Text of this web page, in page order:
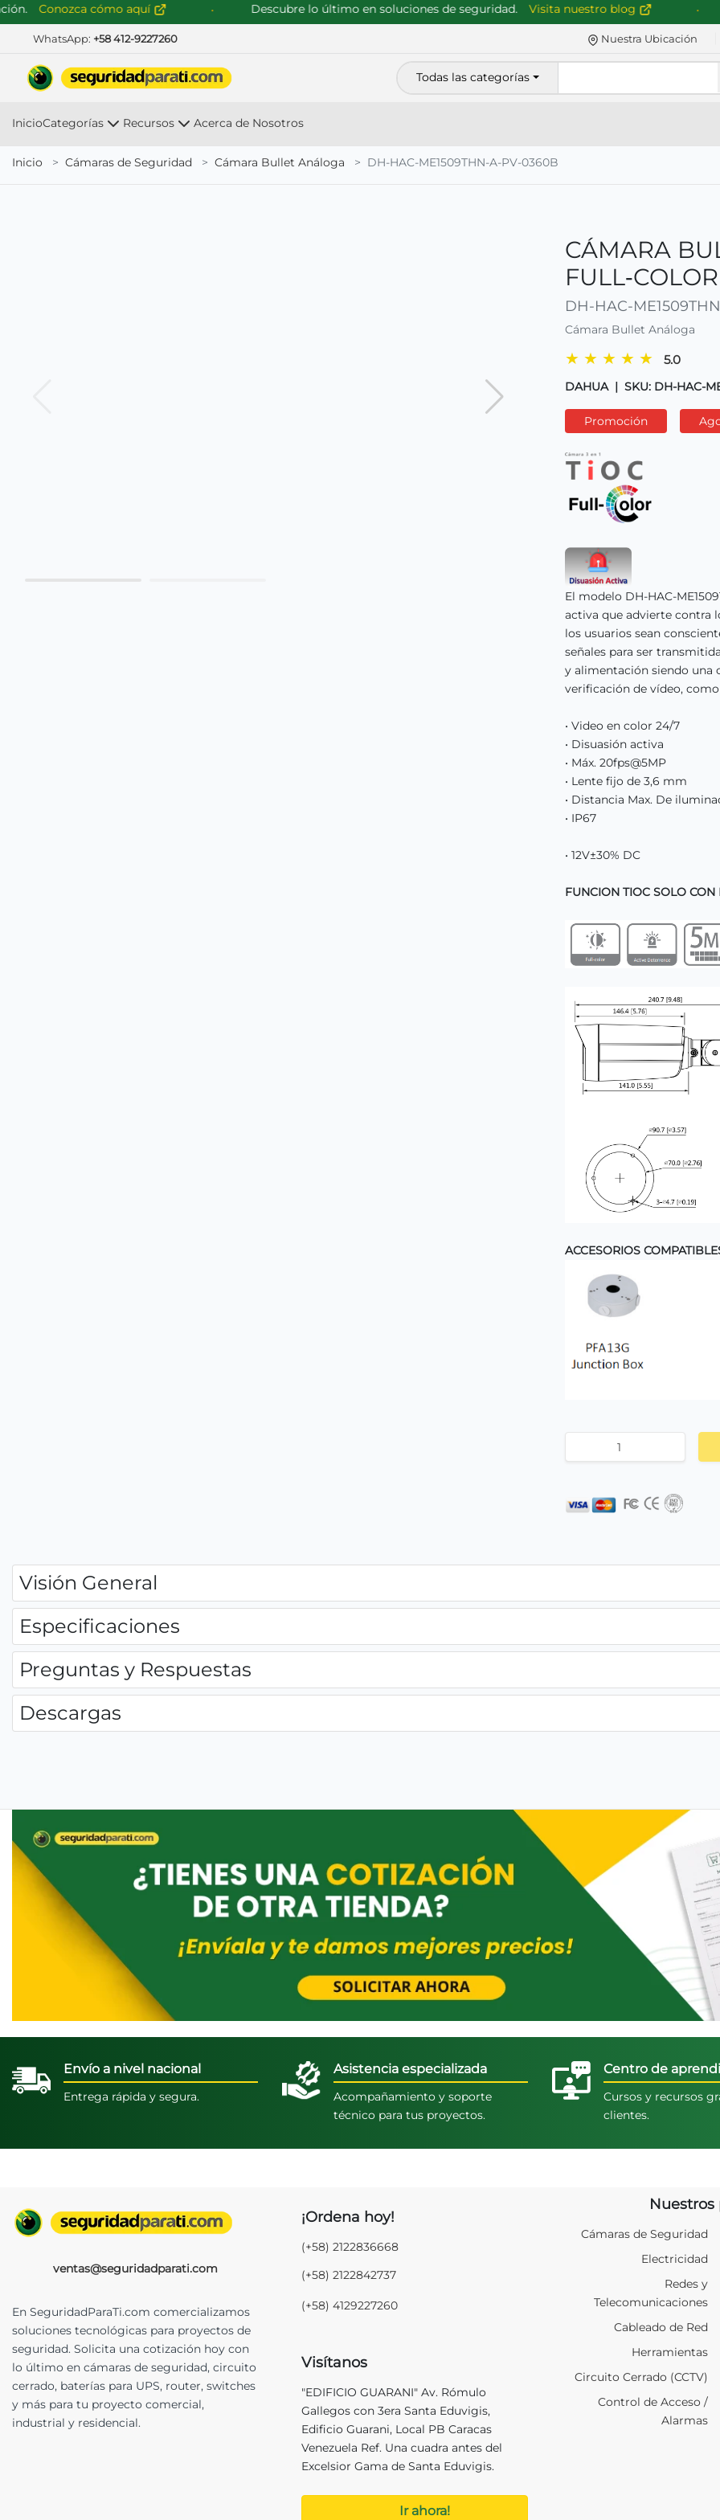
Conozca cómo aquí Descubre lo último en soluciones de seguridad. Visita nuestro blog
WhatsApp: +58 412-9227260 Nuestra Ubicación
Todas las categorías
InicioCategorías Recursos Acerca de Nosotros
Inicio Cámaras de Seguridad Cámara Bullet Análoga DH-HAC-ME1509THN-A-PV-0360B
CÁMARA
DH-HAC-
Cámara Bullet Análoga
★ ★ ★ ★ ★ 5.0
DAHUA | SKU: DH-HAC-
Promoción
El modelo DH-HAC-
activa que advierte contra
los usuarios sean
señales para ser
y alimentación siendo una
verificación de vídeo,
• Video en color 24/7
• Disuasión activa
• Máx. 20fps@5MP
• Lente fijo de 3,6 mm
• Distancia Max. De
• IP67
• 12V±30% DC
FUNCION TIOC SOLO
ACCESORIOS
Visión General
Especificaciones
Preguntas y Respuestas
Descargas
Envío a nivel nacional
Entrega rápida y segura.
Asistencia especializada
Acompañamiento y soporte
técnico para tus proyectos.
Centro de
Cursos y recursos
clientes.
ventas@seguridadparati.com
En SeguridadParaTi.com comercializamos
soluciones tecnológicas para proyectos de
seguridad. Solicita una cotización hoy con
lo último en cámaras de seguridad, circuito
cerrado, baterías para UPS, router, switches
y más para tu proyecto comercial,
industrial y residencial.
¡Ordena hoy!
(+58) 2122836668
(+58) 2122842737
(+58) 4129227260
Visítanos
"EDIFICIO GUARANI" Av. Rómulo
Gallegos con 3era Santa Eduvigis,
Edificio Guarani, Local PB Caracas
Venezuela Ref. Una cuadra antes del
Excelsior Gama de Santa Eduvigis.
Ir ahora!
Nuestros
Cámaras de Seguridad
Electricidad
Redes y
Telecomunicaciones
Cableado de Red
Herramientas
Circuito Cerrado (CCTV)
Control de Acceso /
Alarmas